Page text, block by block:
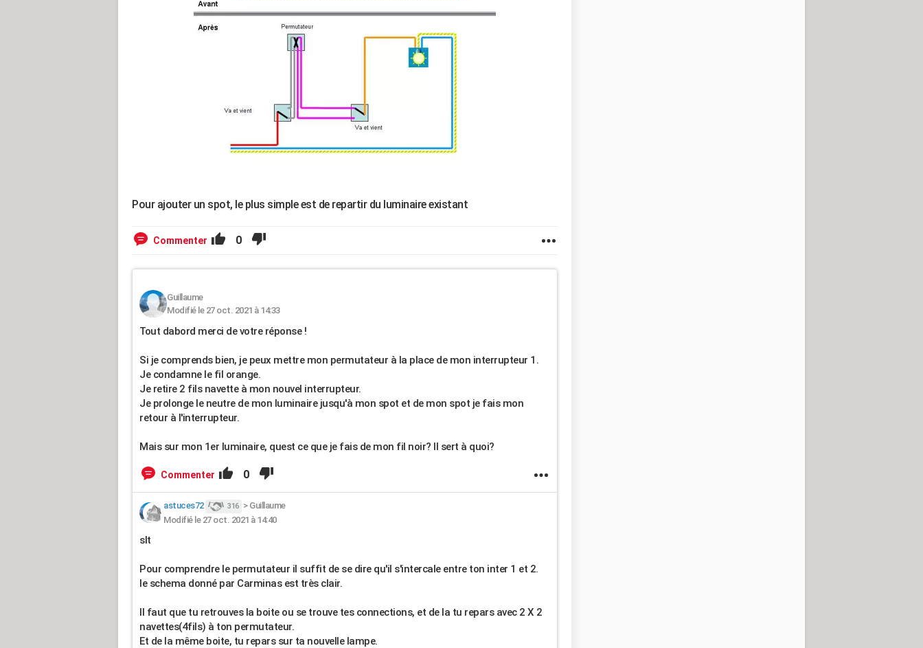
Pour ajouter un spot, le plus simple est de repartir du luminaire existant
Commenter 0
Guillaume
Modifié le 27 oct. 2021 à 14:33
Tout dabord merci de votre réponse !
Si je comprends bien, je peux mettre mon permutateur à la place de mon interrupteur 1.
Je condamne le fil orange.
Je retire 2 fils navette à mon nouvel interrupteur.
Je prolonge le neutre de mon luminaire jusqu'à mon spot et de mon spot je fais mon
retour à l'interrupteur.
Mais sur mon 1er luminaire, quest ce que je fais de mon fil noir? Il sert à quoi?
Commenter 0
astuces72 316 > Guillaume
Modifié le 27 oct. 2021 à 14:40
slt
Pour comprendre le permutateur il suffit de se dire qu'il s'intercale entre ton inter 1 et 2.
le schema donné par Carminas est très clair.
Il faut que tu retrouves la boite ou se trouve tes connections, et de la tu repars avec 2 X 2
navettes(4fils) à ton permutateur.
Et de la même boite, tu repars sur ta nouvelle lampe.